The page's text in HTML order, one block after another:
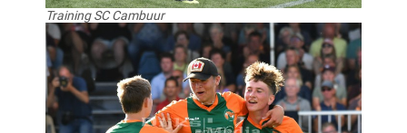
Training SC Cambuur